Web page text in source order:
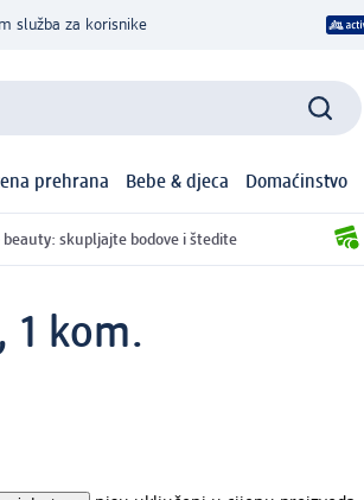
služba za korisnike
prehrana Bebe & djeca Domaćinstvo
beauty: skupljajte bodove i štedite
1 kom.